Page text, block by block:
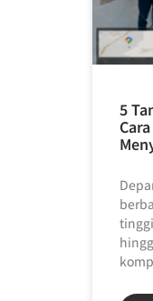
5